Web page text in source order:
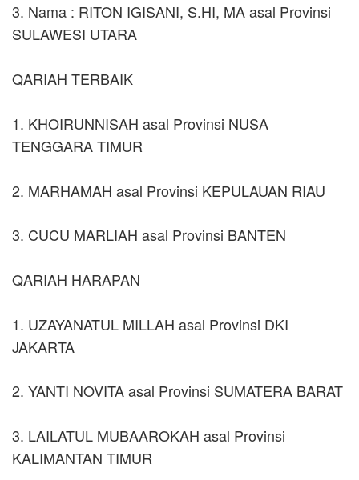
3. Nama : RITON IGISANI, S.HI, MA asal Provinsi
SULAWESI UTARA
QARIAH TERBAIK
1. KHOIRUNNISAH asal Provinsi NUSA
TENGGARA TIMUR
2. MARHAMAH asal Provinsi KEPULAUAN RIAU
3. CUCU MARLIAH asal Provinsi BANTEN
QARIAH HARAPAN
1. UZAYANATUL MILLAH asal Provinsi DKI
JAKARTA
2. YANTI NOVITA asal Provinsi SUMATERA BARAT
3. LAILATUL MUBAAROKAH asal Provinsi
KALIMANTAN TIMUR